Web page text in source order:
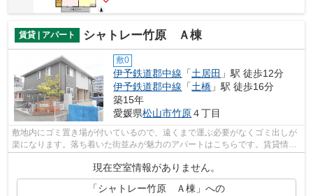
賃貸 | アパート シャトレー竹原 Ａ棟
敷0
伊予鉄道郡中線 「土居田 」駅 徒歩12分
伊予鉄道郡中線 「土橋 」駅 徒歩16分
築15年
愛媛県松山市竹原４丁目
敷地内にゴミ置き場が付いているので、遠くまで運ぶ必要がなくゴミ出しが
楽になります。落ち着いた街並みが魅力のアパートはこちらです。賃貸情報
現在空室情報がありません。
「シャトレー竹原 Ａ棟」への